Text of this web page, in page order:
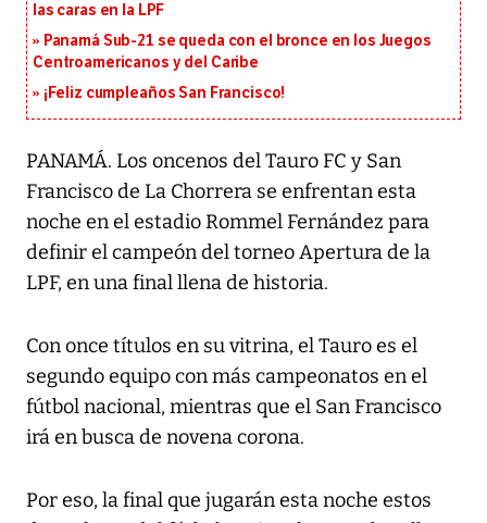
las caras en la LPF
Panamá Sub-21 se queda con el bronce en los Juegos
Centroamericanos y del Caribe
¡Feliz cumpleaños San Francisco!
PANAMÁ. Los oncenos del Tauro FC y San
Francisco de La Chorrera se enfrentan esta
noche en el estadio Rommel Fernández para
definir el campeón del torneo Apertura de la
LPF, en una final llena de historia.
Con once títulos en su vitrina, el Tauro es el
segundo equipo con más campeonatos en el
fútbol nacional, mientras que el San Francisco
irá en busca de novena corona.
Por eso, la final que jugarán esta noche estos